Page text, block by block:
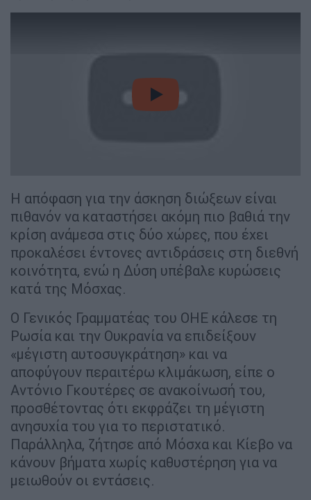
video
Η απόφαση για την άσκηση διώξεων είναι
πιθανόν να καταστήσει ακόμη πιο βαθιά την
κρίση ανάμεσα στις δύο χώρες, που έχει
προκαλέσει έντονες αντιδράσεις στη διεθνή
κοινότητα, ενώ η Δύση υπέβαλε κυρώσεις
κατά της Μόσχας.
Ο Γενικός Γραμματέας του ΟΗΕ κάλεσε τη
Ρωσία και την Ουκρανία να επιδείξουν
«μέγιστη αυτοσυγκράτηση» και να
αποφύγουν περαιτέρω κλιμάκωση, είπε ο
Αντόνιο Γκουτέρες σε ανακοίνωσή του,
προσθέτοντας ότι εκφράζει τη μέγιστη
ανησυχία του για το περιστατικό.
Παράλληλα, ζήτησε από Μόσχα και Κίεβο να
κάνουν βήματα χωρίς καθυστέρηση για να
μειωθούν οι εντάσεις.